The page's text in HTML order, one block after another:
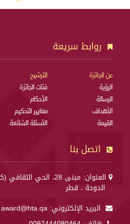
روابط سريعة
عن الجائزة
الرؤية
الرسالة
الأهداف
القيمة
الترشيح
فئات الجائزة
الأحكام
معايير التحكيم
الأسئلة الشائعة
اتصل بنا
العنوان: مبنى 28، الحي الثقافي (كتارا)،
الدوحة ، قطر
البريد الإلكتروني: award@hta.qa